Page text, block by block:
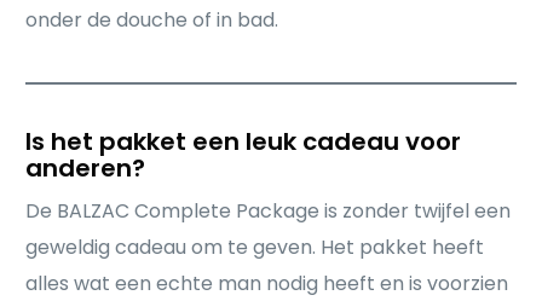
onder de douche of in bad.
Is het pakket een leuk cadeau voor
anderen?
De BALZAC Complete Package is zonder twijfel een
geweldig cadeau om te geven. Het pakket heeft
alles wat een echte man nodig heeft en is voorzien